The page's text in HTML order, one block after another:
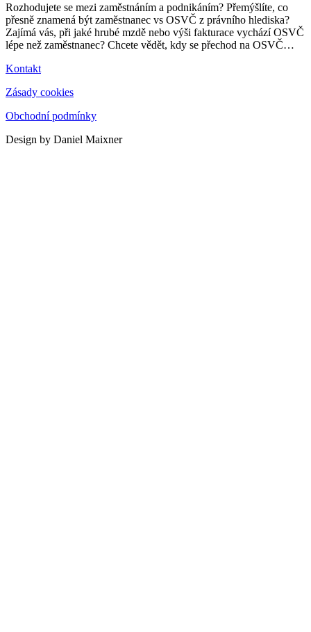
Rozhodujete se mezi zaměstnáním a podnikáním? Přemýšlíte, co
přesně znamená být zaměstnanec vs OSVČ z právního hlediska?
Zajímá vás, při jaké hrubé mzdě nebo výši fakturace vychází OSVČ
lépe než zaměstnanec? Chcete vědět, kdy se přechod na OSVČ…
Kontakt
Zásady cookies
Obchodní podmínky
Design by Daniel Maixner